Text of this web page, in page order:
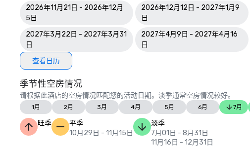
2026年11月21日 - 2026年12月
5日
2026年12月12日 - 2027年1月9
日
2027年3月22日 - 2027年3月31
日
2027年4月9日 - 2027年4月16
日
查看日历
季节性空房情况
请根据此酒店的空房情况匹配您的活动日期。淡季通常空房情况较好。
1月 2月 3月 4月 5月 6月 7月
旺季
平季
10月29日 - 11月15日
淡季
7月01日 - 8月31日
11月16日 - 12月31日